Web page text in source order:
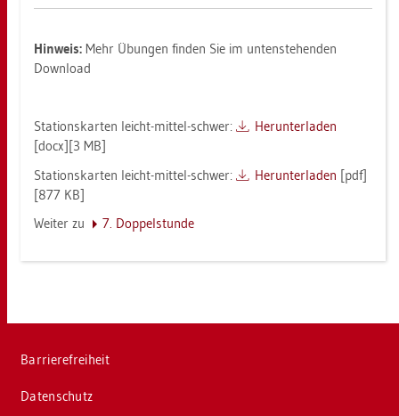
Hin­weis: Mehr Übun­gen fin­den Sie im un­ten­ste­hen­den
Down­load
Sta­ti­ons­kar­ten leicht-mit­tel-schwer:
Her­un­ter­la­den
[docx][3 MB]
Sta­ti­ons­kar­ten leicht-mit­tel-schwer:
Her­un­ter­la­den [pdf]
[877 KB]
Wei­ter zu
7. Dop­pel­stun­de
Bar­rie­re­frei­heit
Da­ten­schutz